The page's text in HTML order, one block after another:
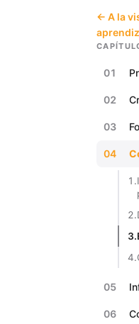
← A la
01
02
03
04
1.
2.
3.
4.
05
06